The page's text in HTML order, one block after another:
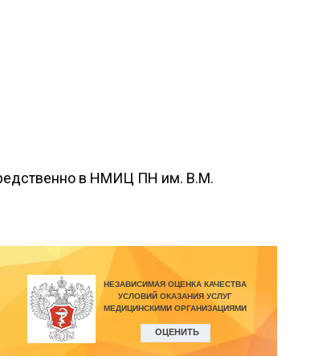
в НМИЦ ПН им. В.М.